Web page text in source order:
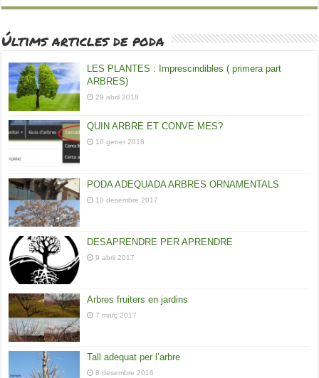
Últims articles de poda
LES PLANTES : Imprescindibles ( primera part
ARBRES)
29 abril 2018
QUIN ARBRE ET CONVE MES?
10 gener 2018
PODA ADEQUADA ARBRES ORNAMENTALS
10 desembre 2017
DESAPRENDRE PER APRENDRE
9 abril 2017
Arbres fruiters en jardins
7 març 2017
Tall adequat per l’arbre
8 desembre 2016